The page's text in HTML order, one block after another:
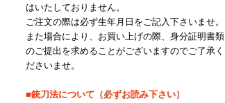
はいたしておりません。
ご注文の際は必ず生年月日をご記入下さいませ。
また場合により、お買い上げの際、身分証明書類
のご提出を求めることがございますのでご了承く
ださいませ。
■銃刀法について（必ずお読み下さい）